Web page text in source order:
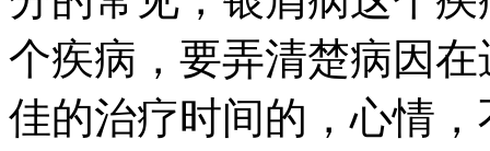
个疾病，要弄清楚病因
佳的治疗时间的，心情